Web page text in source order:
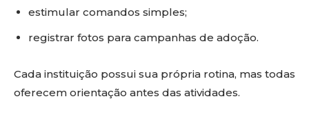
estimular comandos simples;
registrar fotos para campanhas de adoção.
Cada instituição possui sua própria rotina, mas todas
oferecem orientação antes das atividades.